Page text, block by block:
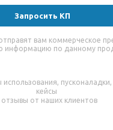
Запросить КП
вам коммерческое
информацию по данному
кейсы
отзывы от наших клиентов